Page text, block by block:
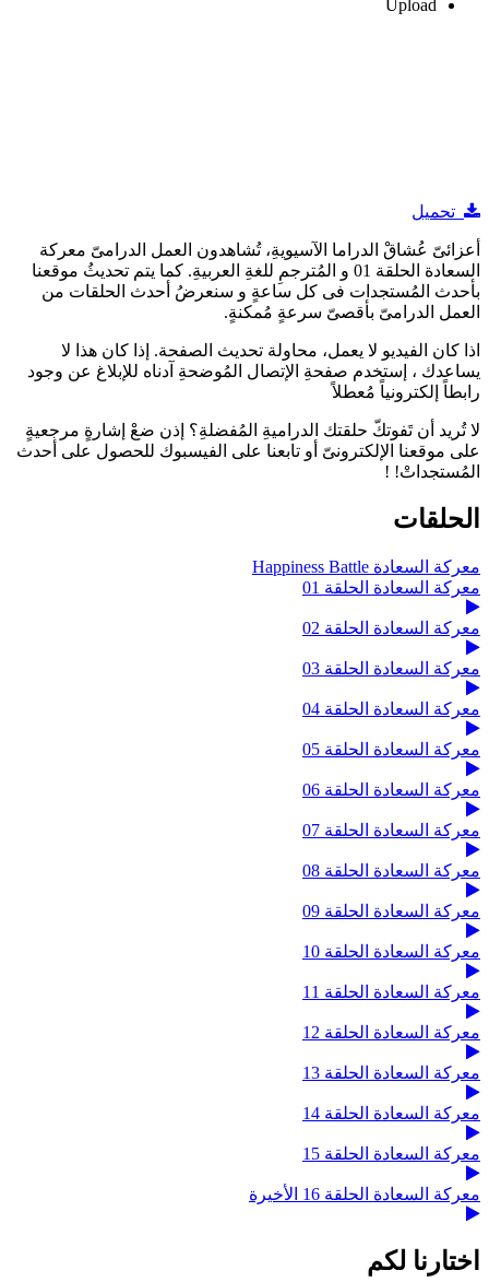
Upload
تحميل
أعزائىّ عُشاقْ الدراما الآسيويةِ، تُشاهدون العمل الدرامىّ معركة
السعادة الحلقة 01 و المُترجمِ للغةِ العربيةِ. كما يتم تحديثُ موقعنا
بأحدث المُستجدات فى كل ساعةٍ و سنعرضُ أحدث الحلقات من
العمل الدرامىّ بأقصىّ سرعةٍ مُمكنةٍ.
اذا كان الفيديو لا يعمل، محاولة تحديث الصفحة. إذا كان هذا لا
يساعدك ، إستخدم صفحةِ الإتصال المُوضحةِ آدناه للإبلاغ عن وجود
رابطاً إلكترونياً مُعطلاً
لا تُريد أن تَفوتكّ حلقتك الدراميةِ المُفضلةِ؟ إذن ضعْ إشارةٍ مرجعيةٍ
على موقعنا الإلكترونىّ أو تابعنا على الفيسبوك للحصول على أحدث
المُستجداتْ! !
الحلقات
معركة السعادة Happiness Battle
معركة السعادة الحلقة 01
معركة السعادة الحلقة 02
معركة السعادة الحلقة 03
معركة السعادة الحلقة 04
معركة السعادة الحلقة 05
معركة السعادة الحلقة 06
معركة السعادة الحلقة 07
معركة السعادة الحلقة 08
معركة السعادة الحلقة 09
معركة السعادة الحلقة 10
معركة السعادة الحلقة 11
معركة السعادة الحلقة 12
معركة السعادة الحلقة 13
معركة السعادة الحلقة 14
معركة السعادة الحلقة 15
معركة السعادة الحلقة 16 الأخيرة
اختارنا لكم